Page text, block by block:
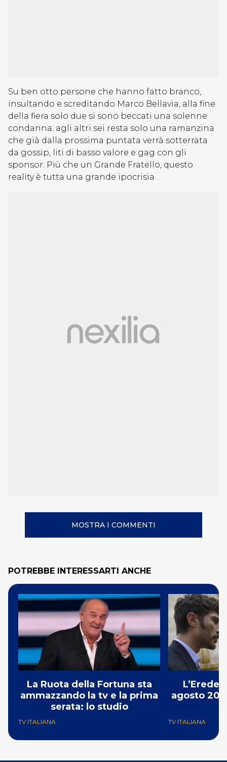
Su ben otto persone che hanno fatto branco,
insultando e screditando Marco Bellavia, alla fine
della fiera solo due si sono beccati una solenne
condanna: agli altri sei resta solo una ramanzina
che già dalla prossima puntata verrà sotterrata
da gossip, liti di basso valore e gag con gli
sponsor. Più che un Grande Fratello, questo
reality è tutta una grande ipocrisia.
MOSTRA I COMMENTI
POTREBBE INTERESSARTI ANCHE
La Ruota della Fortuna sta
ammazzando la tv e la prima
serata: lo studio
TV ITALIANA
agosto
TV ITALIANA